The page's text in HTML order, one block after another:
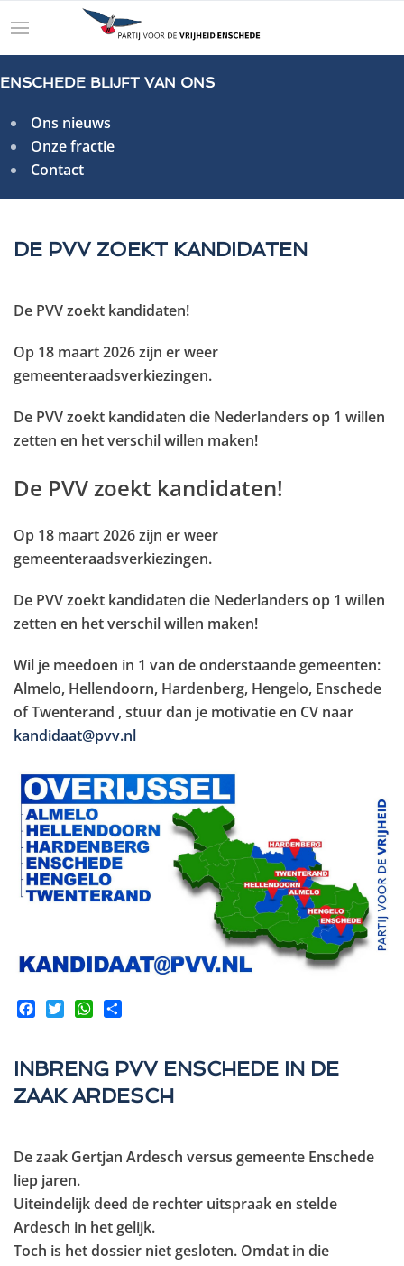
ENSCHEDE BLIJFT VAN ONS
Ons nieuws
Onze fractie
Contact
DE PVV ZOEKT KANDIDATEN
De PVV zoekt kandidaten!
Op 18 maart 2026 zijn er weer
gemeenteraadsverkiezingen.
De PVV zoekt kandidaten die Nederlanders op 1 willen
zetten en het verschil willen maken!
De PVV zoekt kandidaten!
Op 18 maart 2026 zijn er weer
gemeenteraadsverkiezingen.
De PVV zoekt kandidaten die Nederlanders op 1 willen
zetten en het verschil willen maken!
Wil je meedoen in 1 van de onderstaande gemeenten:
Almelo, Hellendoorn, Hardenberg, Hengelo, Enschede
of Twenterand , stuur dan je motivatie en CV naar
kandidaat@pvv.nl
INBRENG PVV ENSCHEDE IN DE
ZAAK ARDESCH
De zaak Gertjan Ardesch versus gemeente Enschede
liep jaren.
Uiteindelijk deed de rechter uitspraak en stelde
Ardesch in het gelijk.
Toch is het dossier niet gesloten. Omdat in die